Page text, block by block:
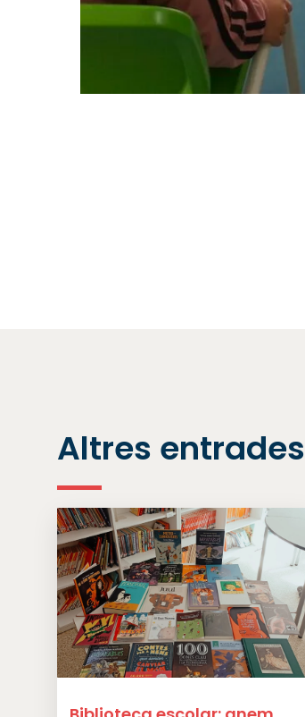
Altres entrades